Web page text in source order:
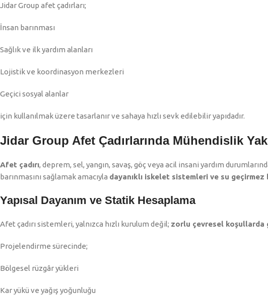
Jidar Group afet çadırları;
İnsan barınması
Sağlık ve ilk yardım alanları
Lojistik ve koordinasyon merkezleri
Geçici sosyal alanlar
için kullanılmak üzere tasarlanır ve sahaya hızlı sevk edilebilir yapıdadır.
Jidar Group Afet Çadırlarında Mühendislik
Afet çadırı, deprem, sel, yangın, savaş, göç veya acil insani yardım
barınmasını sağlamak amacıyla dayanıklı iskelet sistemleri ve su geçirmez
Yapısal Dayanım ve Statik Hesaplama
Afet çadırı sistemleri, yalnızca hızlı kurulum değil; zorlu çevresel koşullarda
Projelendirme sürecinde;
Bölgesel rüzgâr yükleri
Kar yükü ve yağış yoğunluğu